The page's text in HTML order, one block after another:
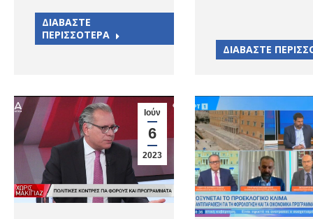
ΔΙΑΒΑΣΤΕ
ΠΕΡΙΣΣΟΤΕΡΑ
ΔΙΑΒΑΣΤΕ
Ιούν
6
2023